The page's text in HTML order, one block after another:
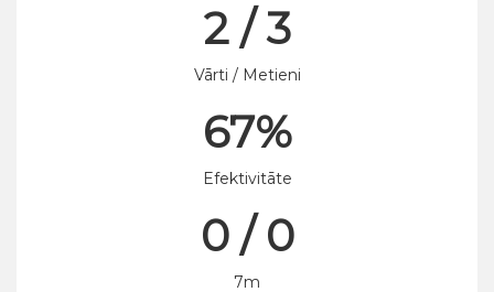
2 / 3
Vārti / Metieni
67%
Efektivitāte
0 / 0
7m